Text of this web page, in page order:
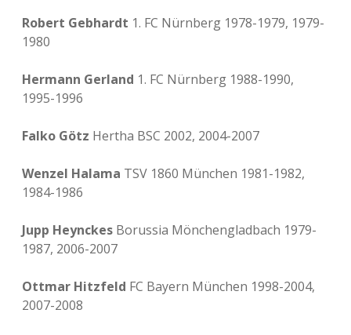
Robert Gebhardt 1. FC Nürnberg 1978-1979, 1979-
1980
Hermann Gerland 1. FC Nürnberg 1988-1990,
1995-1996
Falko Götz Hertha BSC 2002, 2004-2007
Wenzel Halama TSV 1860 München 1981-1982,
1984-1986
Jupp Heynckes Borussia Mönchengladbach 1979-
1987, 2006-2007
Ottmar Hitzfeld FC Bayern München 1998-2004,
2007-2008